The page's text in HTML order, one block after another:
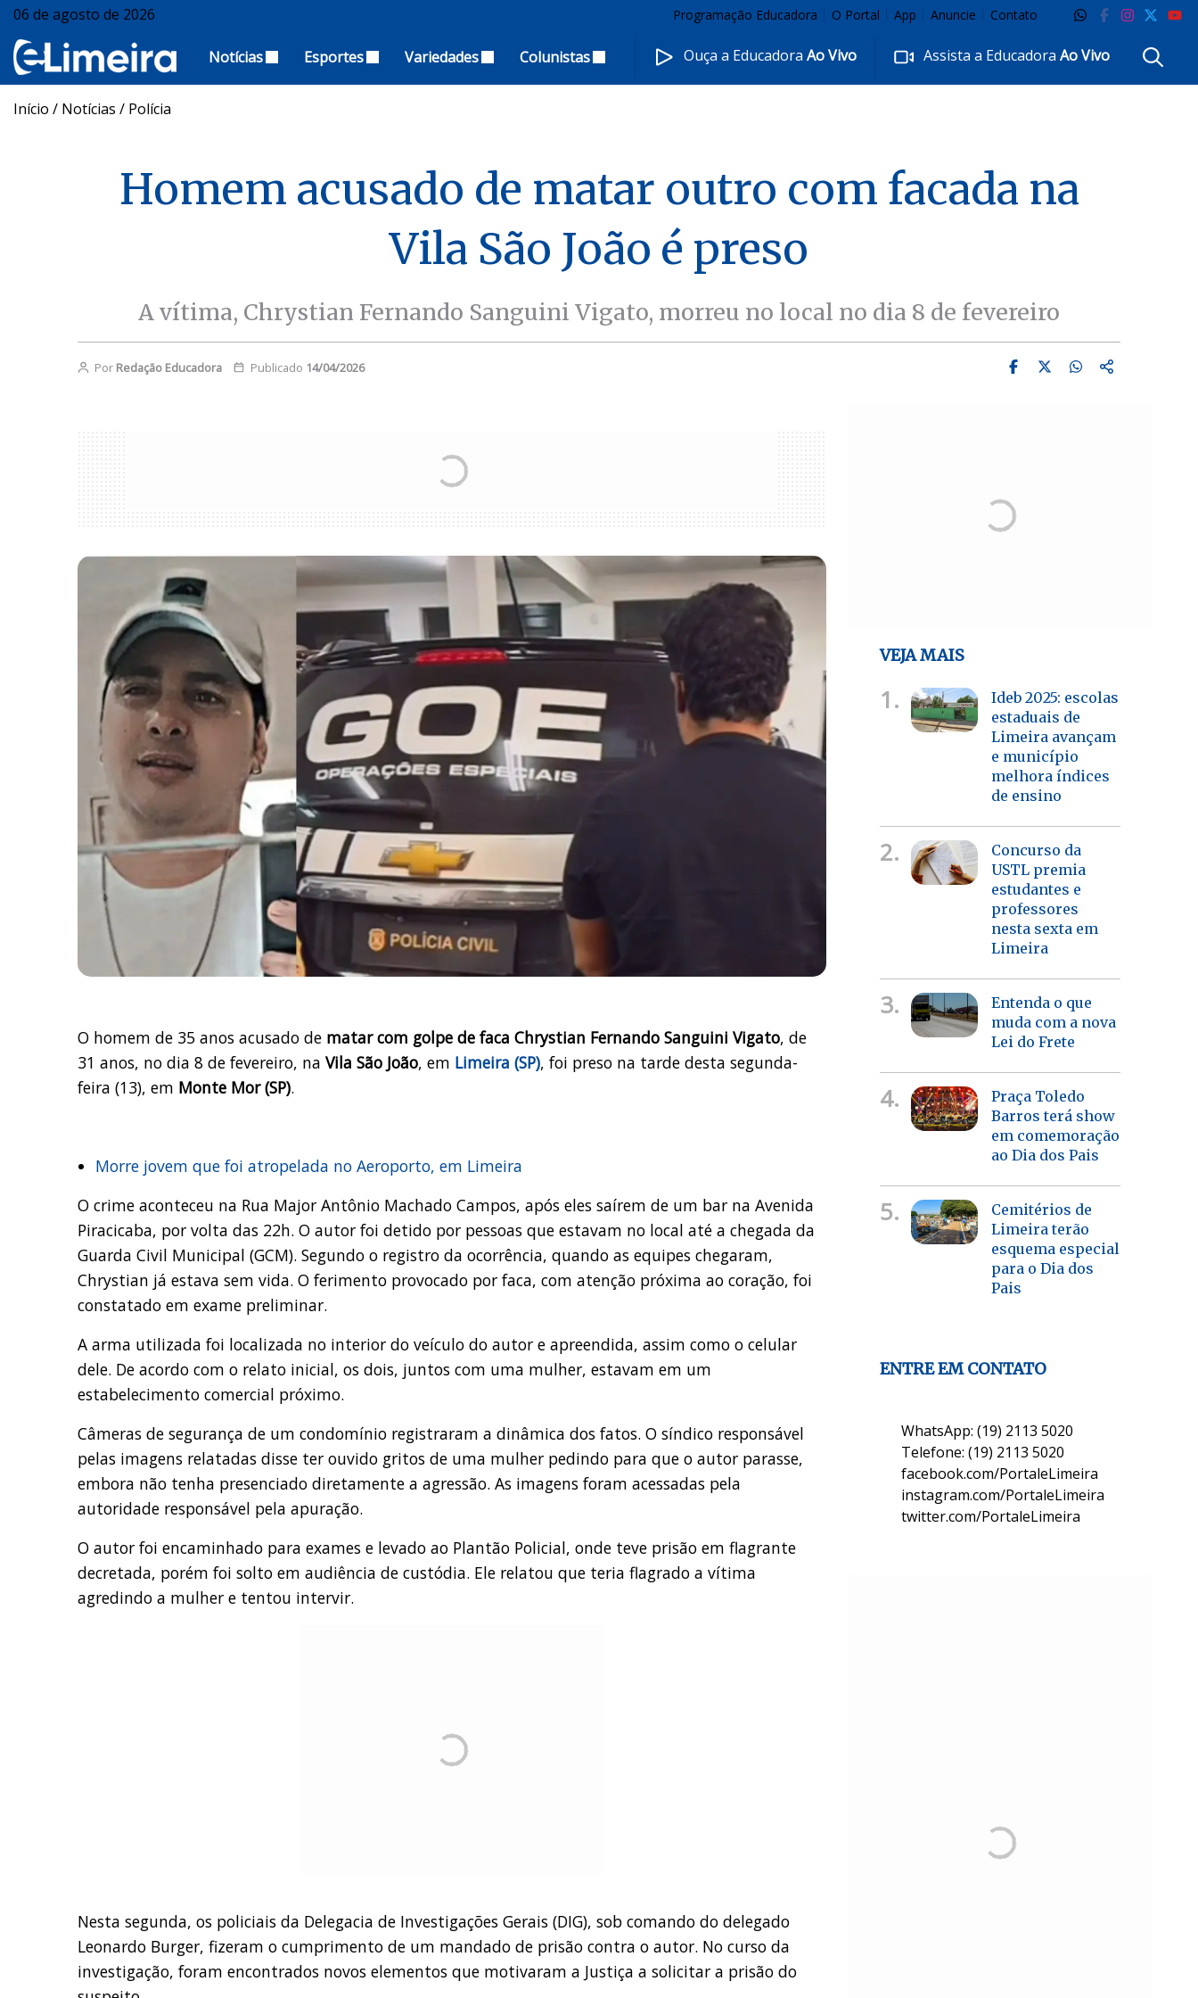
06 de agosto de 2026 Programação Educadora O Portal App Anuncie Contato
Notícias Esportes Variedades Colunistas Ouça a EducadoraAo Vivo Assista a EducadoraAo Vivo
Início / Notícias / Polícia
Homem acusado de matar outro com facada na
Vila São João é preso
A vítima, Chrystian Fernando Sanguini Vigato, morreu no local no dia 8 de fevereiro
Por Redação Educadora Publicado 14/04/2026
O homem de 35 anos acusado de matar com golpe de faca Chrystian Fernando Sanguini Vigato, de
31 anos, no dia 8 de fevereiro, na Vila São João, em Limeira (SP), foi preso na tarde desta segunda-
feira (13), em Monte Mor (SP).
Morre jovem que foi atropelada no Aeroporto, em Limeira
O crime aconteceu na Rua Major Antônio Machado Campos, após eles saírem de um bar na Avenida
Piracicaba, por volta das 22h. O autor foi detido por pessoas que estavam no local até a chegada da
Guarda Civil Municipal (GCM). Segundo o registro da ocorrência, quando as equipes chegaram,
Chrystian já estava sem vida. O ferimento provocado por faca, com atenção próxima ao coração, foi
constatado em exame preliminar.
A arma utilizada foi localizada no interior do veículo do autor e apreendida, assim como o celular
dele. De acordo com o relato inicial, os dois, juntos com uma mulher, estavam em um
estabelecimento comercial próximo.
Câmeras de segurança de um condomínio registraram a dinâmica dos fatos. O síndico responsável
pelas imagens relatadas disse ter ouvido gritos de uma mulher pedindo para que o autor parasse,
embora não tenha presenciado diretamente a agressão. As imagens foram acessadas pela
autoridade responsável pela apuração.
O autor foi encaminhado para exames e levado ao Plantão Policial, onde teve prisão em flagrante
decretada, porém foi solto em audiência de custódia. Ele relatou que teria flagrado a vítima
agredindo a mulher e tentou intervir.
Nesta segunda, os policiais da Delegacia de Investigações Gerais (DIG), sob comando do delegado
Leonardo Burger, fizeram o cumprimento de um mandado de prisão contra o autor. No curso da
investigação, foram encontrados novos elementos que motivaram a Justiça a solicitar a prisão do
VEJA MAIS
1.
Ideb 2025: escolas
estaduais de
Limeira avançam
e município
melhora índices
de ensino
2.
Concurso da
USTL premia
estudantes e
professores
nesta sexta em
Limeira
3.
Entenda o que
muda com a nova
Lei do Frete
4.
Praça Toledo
Barros terá show
em comemoração
ao Dia dos Pais
5.
Cemitérios de
Limeira terão
esquema especial
para o Dia dos
Pais
ENTRE EM CONTATO
WhatsApp: (19) 2113 5020
Telefone: (19) 2113 5020
facebook.com/PortaleLimeira
instagram.com/PortaleLimeira
twitter.com/PortaleLimeira